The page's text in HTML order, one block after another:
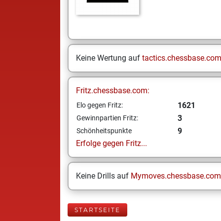
Keine Wertung auf tactics.chessbase.com
Fritz.chessbase.com:
Elo gegen Fritz: 1621
Gewinnpartien Fritz: 3
Schönheitspunkte
9
Erfolge gegen Fritz...
Keine Drills auf Mymoves.chessbase.com
STARTSEITE